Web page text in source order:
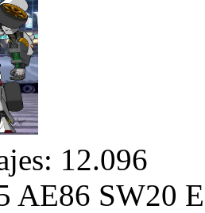
12.096
AE86 SW20